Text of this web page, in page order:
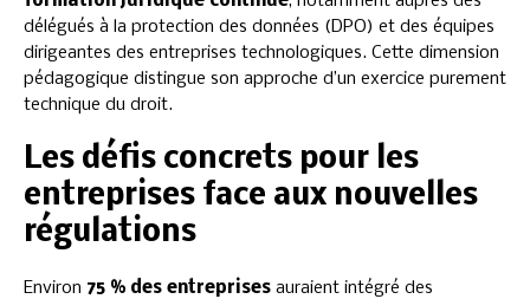
délégués à la protection des données (DPO) et des équipes
dirigeantes des entreprises technologiques. Cette dimension
pédagogique distingue son approche d’un exercice purement
technique du droit.
Les défis concrets pour les
entreprises face aux nouvelles
régulations
Environ 75 % des entreprises auraient intégré des